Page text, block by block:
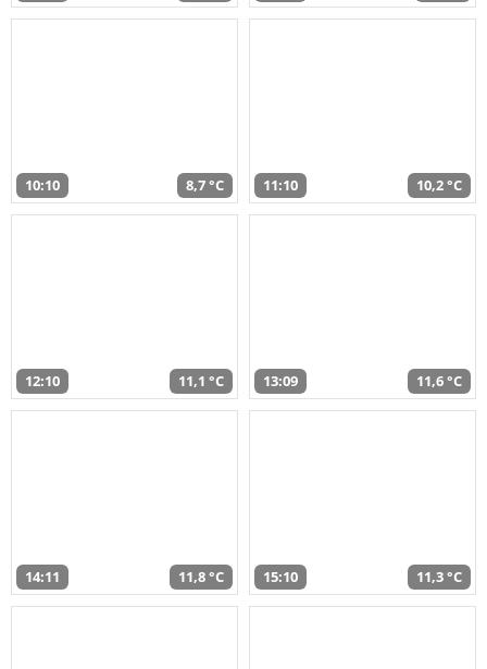
10:10 8,7 °C 11:10 10,2 °C
12:10 11,1 °C 13:09 11,6 °C
14:11 11,8 °C 15:10 11,3 °C